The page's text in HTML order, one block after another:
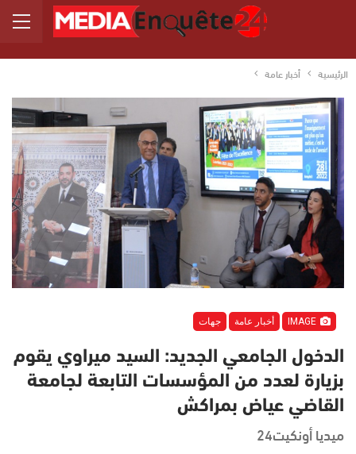
الرئيسية أخبار عامة
أخبار عامة جهات
الدخول الجامعي الجديد: السيد ميراوي يقوم
بزيارة لعدد من المؤسسات التابعة لجامعة
القاضي عياض بمراكش
ميديا أونكيت24